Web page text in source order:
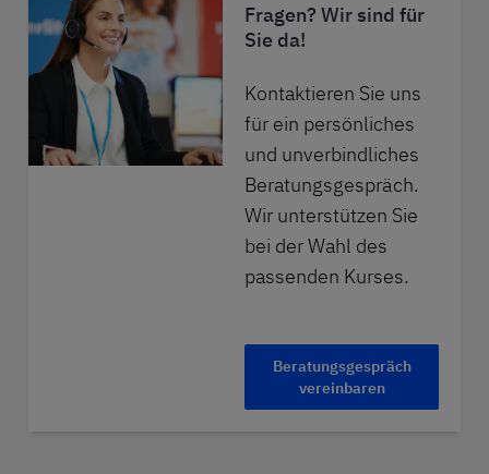
Fragen? Wir sind für
Sie da!
Kontaktieren Sie uns
für ein persönliches
und unverbindliches
Beratungsgespräch.
Wir unterstützen Sie
bei der Wahl des
passenden Kurses.
Beratungsgespräch
vereinbaren